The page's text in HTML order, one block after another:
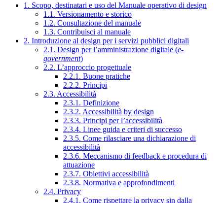
1. Scopo, destinatari e uso del Manuale operativo di design
1.1. Versionamento e storico
1.2. Consultazione del manuale
1.3. Contribuisci al manuale
2. Introduzione al design per i servizi pubblici digitali
2.1. Design per l’amministrazione digitale (e-
government)
2.2. L’approccio progettuale
2.2.1. Buone pratiche
2.2.2. Principi
2.3. Accessibilità
2.3.1. Definizione
2.3.2. Accessibilità by design
2.3.3. Principi per l’accessibilità
2.3.4. Linee guida e criteri di successo
2.3.5. Come rilasciare una dichiarazione di
accessibilità
2.3.6. Meccanismo di feedback e procedura di
attuazione
2.3.7. Obiettivi accessibilità
2.3.8. Normativa e approfondimenti
2.4. Privacy
2.4.1. Come rispettare la privacy sin dalla